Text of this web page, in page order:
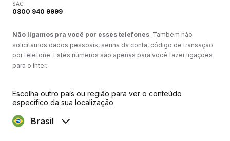
SAC
0800 940 9999
Não ligamos pra você por esses telefones. Também não
solicitamos dados pessoais, senha da conta, código de transação
por telefone. Estes números são apenas para você fazer ligações
para o Inter.
Escolha outro país ou região para ver o conteúdo
específico da sua localização
Brasil